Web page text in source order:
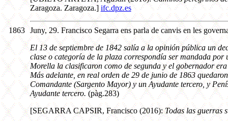
Zaragoza. Zaragoza.]ifc.dpz.es
1863 Juny, 29. Francisco Segarra ens parla de canvis en les
El 13 de septiembre de 1842 salía a la opinión pública un
clase o categoría de la plaza correspondía ser mandada
Morella la clasificaron como de segunda y el gobernador
Más adelante, en real orden de 29 de junio de 1863
Comandante (Sargento Mayor) y un Ayudante tercero, y
Ayudante tercero. (pàg.283)
[SEGARRA CAPSIR, Francisco (2016):Todas las guerras